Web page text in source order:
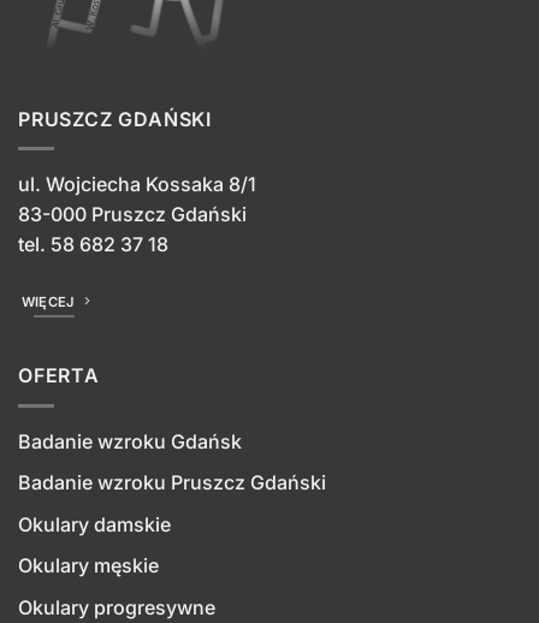
PRUSZCZ GDAŃSKI
ul. Wojciecha Kossaka 8/1
83-000 Pruszcz Gdański
tel. 58 682 37 18
WIĘCEJ
OFERTA
Badanie wzroku Gdańsk
Badanie wzroku Pruszcz Gdański
Okulary damskie
Okulary męskie
Okulary progresywne